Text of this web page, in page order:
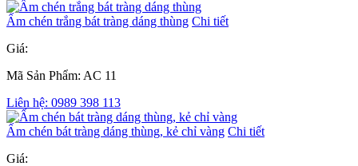
Ấm chén trắng bát tràng dáng thùng Chi tiết
Giá:
Mã Sản Phẩm: AC 11
Liên hệ: 0989 398 113
Ấm chén bát tràng dáng thùng, kẻ chỉ vàng Chi tiết
Giá: